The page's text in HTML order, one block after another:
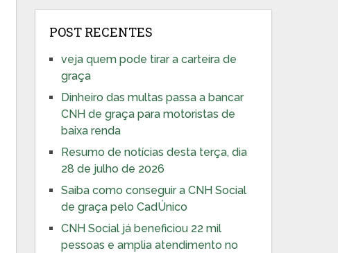
POST RECENTES
veja quem pode tirar a carteira de
graça
Dinheiro das multas passa a bancar
CNH de graça para motoristas de
baixa renda
Resumo de notícias desta terça, dia
28 de julho de 2026
Saiba como conseguir a CNH Social
de graça pelo CadÚnico
CNH Social já beneficiou 22 mil
pessoas e amplia atendimento no